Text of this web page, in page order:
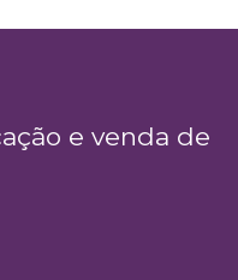
e venda de